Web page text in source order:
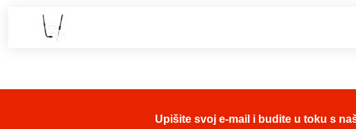
Upišite svoj e-mail i budite u toku s